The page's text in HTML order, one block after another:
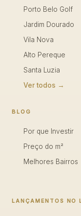
Porto Belo Golf
Jardim Dourado
Vila Nova
Alto Pereque
Santa Luzia
Ver todos →
BLOG
Por que Investir
Preço do m²
Melhores Bairros
LANÇAMENTOS NO